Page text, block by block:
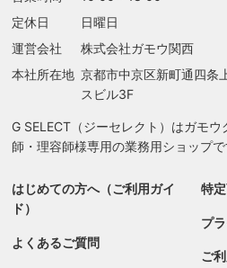
定休日
日曜日
運営会社
株式会社ガモウ関西
本社所在地 京都市中京区新町通四条
スビル3F
G SELECT（ジーセレクト）はガモ
師・理容師様専用の業務用ショップで
はじめての方へ（ご利用ガイ
ド）
よくあるご質問
特
プ
ご